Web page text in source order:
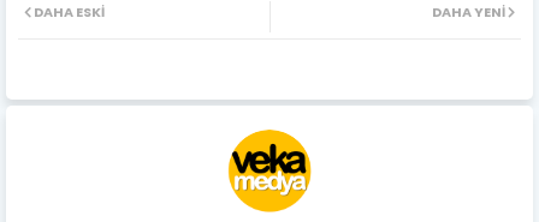
DAHA YENI
DAHA ESKI